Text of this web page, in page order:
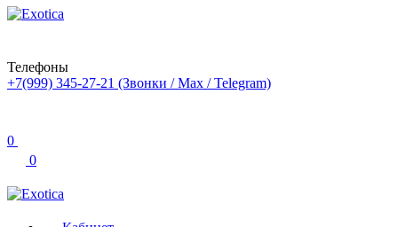
Телефоны
+7(999) 345-27-21 (Звонки / Max / Telegram)
0
0